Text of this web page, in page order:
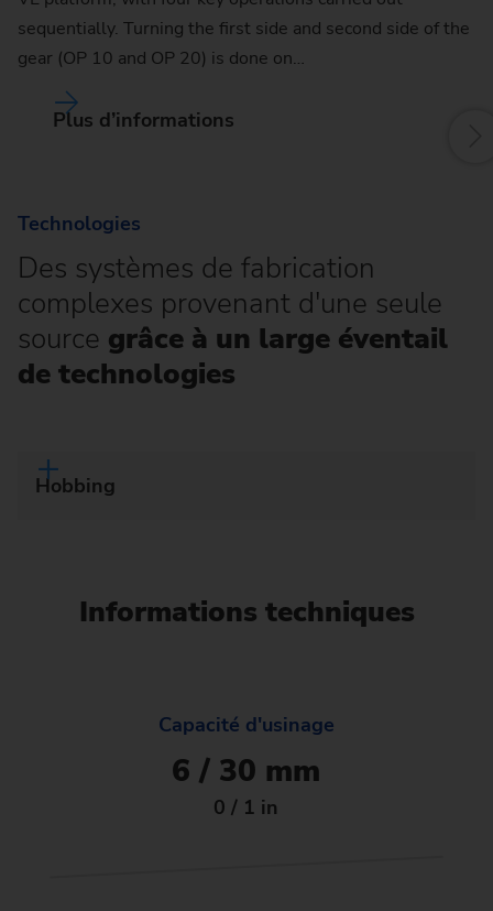
sequentially. Turning the first side and second side of the
gear (OP 10 and OP 20) is done on…
Plus d’informations
Technologies
Des systèmes de fabrication
complexes provenant d'une seule
source grâce à un large éventail
de technologies
Hobbing
Informations techniques
Capacité d'usinage
6 / 30 mm
0 / 1 in